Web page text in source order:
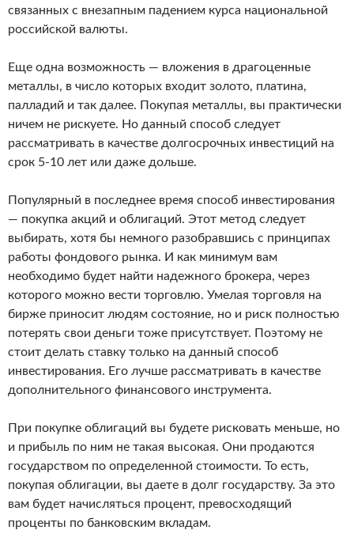
связанных с внезапным падением курса национальной
российской валюты.
Еще одна возможность — вложения в драгоценные
металлы, в число которых входит золото, платина,
палладий и так далее. Покупая металлы, вы практически
ничем не рискуете. Но данный способ следует
рассматривать в качестве долгосрочных инвестиций на
срок 5-10 лет или даже дольше.
Популярный в последнее время способ инвестирования
— покупка акций и облигаций. Этот метод следует
выбирать, хотя бы немного разобравшись с принципах
работы фондового рынка. И как минимум вам
необходимо будет найти надежного брокера, через
которого можно вести торговлю. Умелая торговля на
бирже приносит людям состояние, но и риск полностью
потерять свои деньги тоже присутствует. Поэтому не
стоит делать ставку только на данный способ
инвестирования. Его лучше рассматривать в качестве
дополнительного финансового инструмента.
При покупке облигаций вы будете рисковать меньше, но
и прибыль по ним не такая высокая. Они продаются
государством по определенной стоимости. То есть,
покупая облигации, вы даете в долг государству. За это
вам будет начисляться процент, превосходящий
проценты по банковским вкладам.